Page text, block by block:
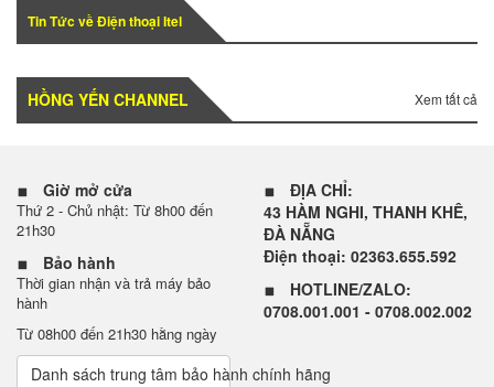
Tin Tức về Điện thoại Itel
HỒNG YẾN CHANNEL Xem tất cả
Giờ mở cửa
Thứ 2 - Chủ nhật: Từ 8h00 đến
21h30
Bảo hành
Thời gian nhận và trả máy bảo
hành
Từ 08h00 đến 21h30 hằng ngày
Danh sách trung tâm bảo hành chính hãng
ĐỊA CHỈ:
43 HÀM NGHI, THANH KHÊ,
ĐÀ NẴNG
Điện thoại: 02363.655.592
HOTLINE/ZALO:
0708.001.001 - 0708.002.002